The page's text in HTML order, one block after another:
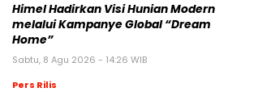
Himel Hadirkan Visi Hunian Modern
melalui Kampanye Global “Dream
Home”
Sabtu, 8 Agu 2026 - 14:26 WIB
Pers Rilis